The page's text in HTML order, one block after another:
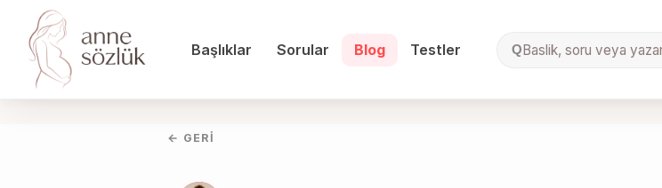
Başlıklar Sorular Blog Testler QBaslik, soru veya
← GERI